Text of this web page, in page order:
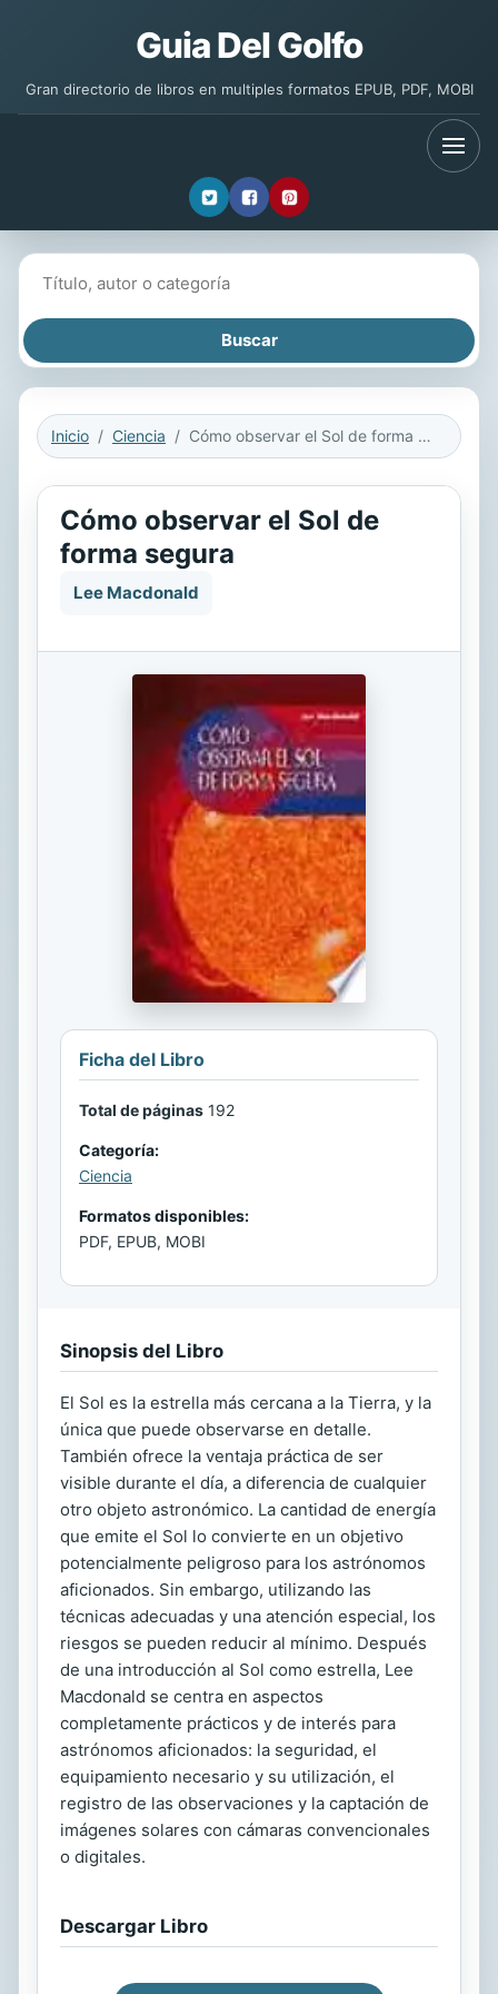
Guia Del Golfo
Gran directorio de libros en multiples formatos EPUB, PDF, MOBI
Inicio Ciencia Cómo observar el Sol de forma segura
Cómo observar el Sol de
forma segura
Lee Macdonald
Ficha del Libro
Total de páginas 192
Categoría:
Ciencia
Formatos disponibles:
PDF, EPUB, MOBI
Sinopsis del Libro
El Sol es la estrella más cercana a la Tierra, y la
única que puede observarse en detalle.
También ofrece la ventaja práctica de ser
visible durante el día, a diferencia de cualquier
otro objeto astronómico. La cantidad de energía
que emite el Sol lo convierte en un objetivo
potencialmente peligroso para los astrónomos
aficionados. Sin embargo, utilizando las
técnicas adecuadas y una atención especial, los
riesgos se pueden reducir al mínimo. Después
de una introducción al Sol como estrella, Lee
Macdonald se centra en aspectos
completamente prácticos y de interés para
astrónomos aficionados: la seguridad, el
equipamiento necesario y su utilización, el
registro de las observaciones y la captación de
imágenes solares con cámaras convencionales
o digitales.
Descargar Libro